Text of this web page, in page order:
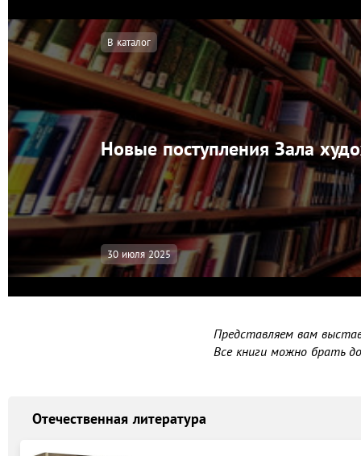
В каталог
Новые поступления Зала
30 июля 2025
Представляем вам
Все книги можно брать
Отечественная литература